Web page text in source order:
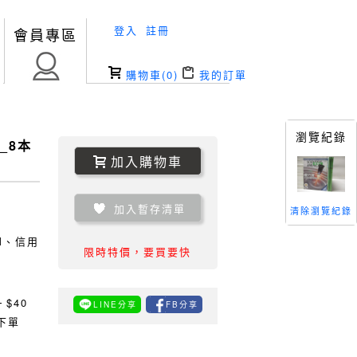
會員專區 登入 註冊
購物車(0) 我的訂單
本
信用
$40
單
加入購物車
加入暫存清單
限時特價，要買要快
LINE分享 FB分享
瀏覽紀錄
清除瀏覽紀錄